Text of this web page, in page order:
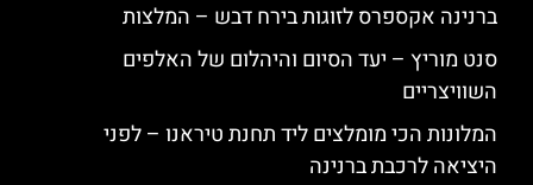
ברנינה אקספרס לזוגות בירח דבש – המלצות
סנט מוריץ – יעד הסיום והיהלום של האלפים
השוויצריים
המלונות הכי מומלצים ליד תחנת טיראנו – לפני
היציאה לרכבת ברנינה